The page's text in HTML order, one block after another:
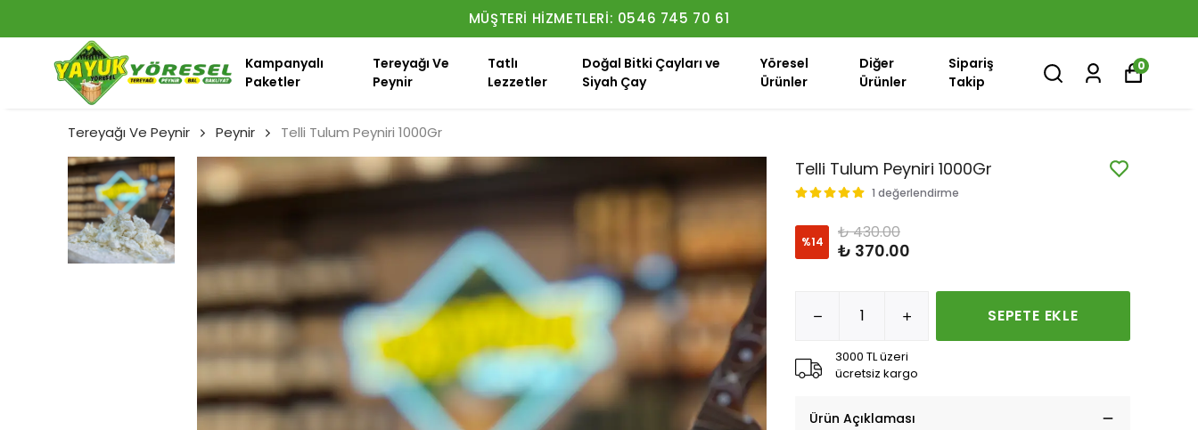
MÜŞTERI HIZMETLERI: 0546 745 70 61
Kampanyalı
Paketler
Tereyağı Ve
Peynir
Tatlı
Lezzetler
Doğal Bitki Çayları ve
Siyah Çay
Yöresel
Ürünler
Diğer
Ürünler
Sipariş
Takip
0
Tereyağı Ve Peynir Peynir Telli Tulum Peyniri 1000Gr
Telli Tulum Peyniri 1000Gr
1 değerlendirme
%14 ₺ 430.00
₺ 370.00
SEPETE EKLE
3000 TL üzeri
ücretsiz kargo
Ürün Açıklaması